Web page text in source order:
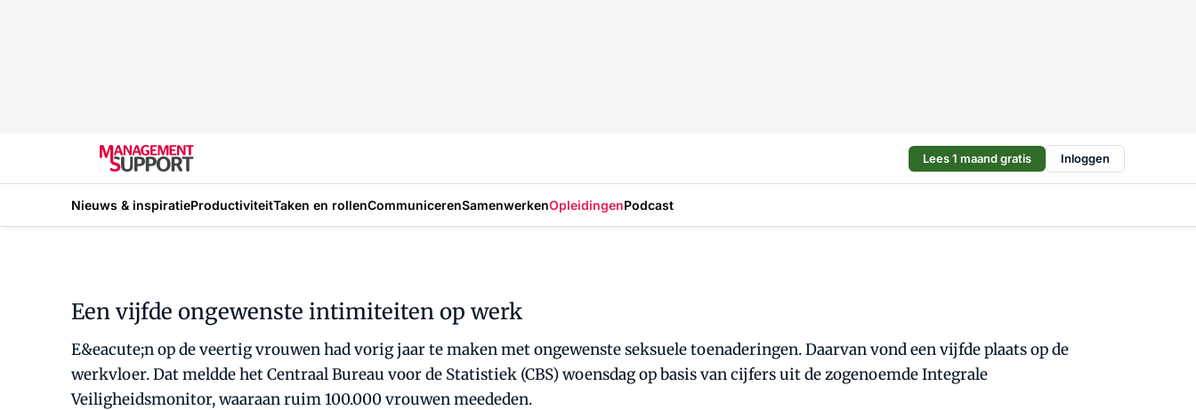
Lees 1 maand gratis Inloggen
Nieuws & inspiratieProductiviteitTaken en rollenCommunicerenSamenwerkenOpleidingenPodcast
Een vijfde ongewenste intimiteiten op werk
E&eacute;n op de veertig vrouwen had vorig jaar te maken met ongewenste seksuele toenaderingen. Daarvan vond een vijfde plaats op de
werkvloer. Dat meldde het Centraal Bureau voor de Statistiek (CBS) woensdag op basis van cijfers uit de zogenoemde Integrale
Veiligheidsmonitor, waaraan ruim 100.000 vrouwen meededen.